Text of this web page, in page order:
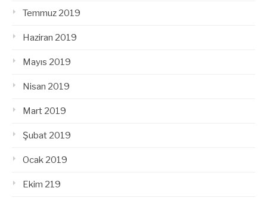
Temmuz 2019
Haziran 2019
Mayıs 2019
Nisan 2019
Mart 2019
Şubat 2019
Ocak 2019
Ekim 219